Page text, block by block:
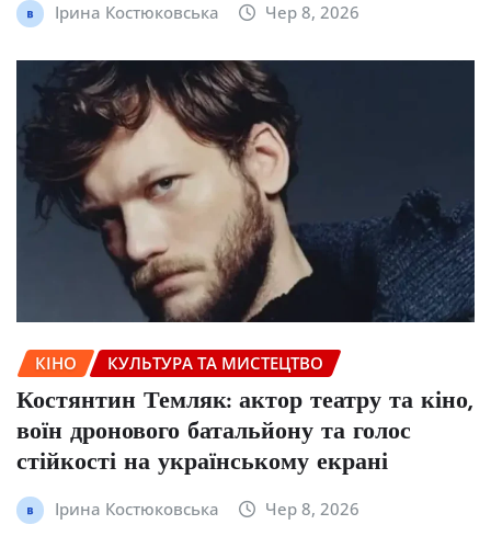
Ірина Костюковська Чер 8, 2026
КІНО КУЛЬТУРА ТА МИСТЕЦТВО
Костянтин Темляк: актор театру та кіно,
воїн дронового батальйону та голос
стійкості на українському екрані
Ірина Костюковська Чер 8, 2026